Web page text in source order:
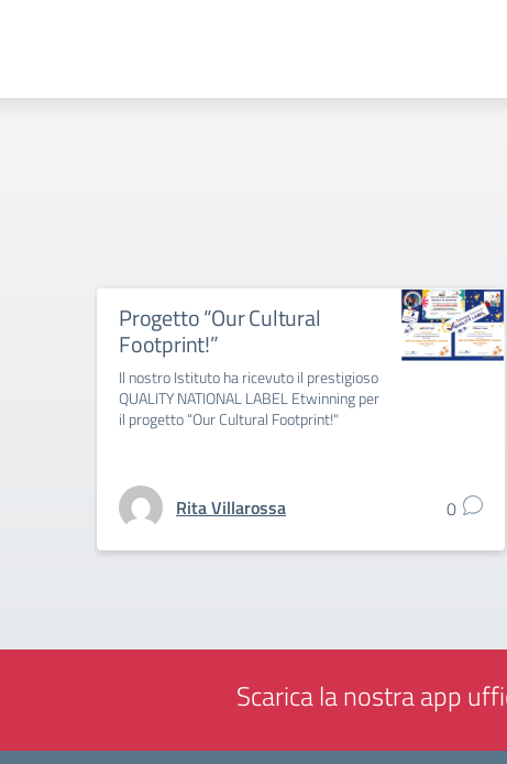
Progetto “Our Cultural
Footprint!”
Il nostro Istituto ha ricevuto il prestigioso
QUALITY NATIONAL LABEL Etwinning per
il progetto “Our Cultural Footprint!"
Rita Villarossa 0
Scarica la nostra app